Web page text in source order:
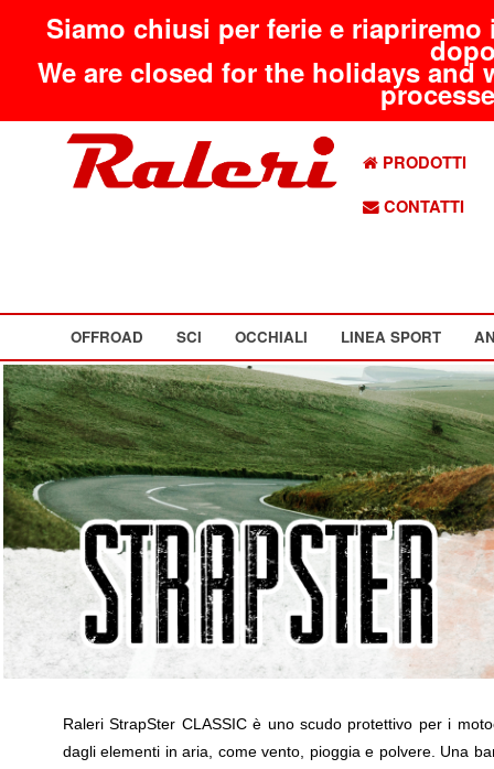
Siamo chiusi per ferie e
We are closed for the holidays
PRODOTTI
CONTATTI
OFFROAD SCI OCCHIALI LINEA SPORT
Raleri StrapSter CLASSIC è uno scudo protettivo per i
dagli elementi in aria, come vento, pioggia e polvere. Una